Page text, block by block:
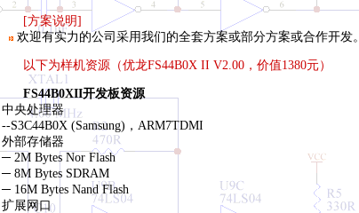
[方案说明]
欢迎有实力的公司采用我们的全套方案或部分方案或合作开发。
以下为样机资源（优龙FS44B0X II V2.00，价值1380元）
FS44B0XII开发板资源
中央处理器
--S3C44B0X (Samsung)，ARM7TDMI
外部存储器
─ 2M Bytes Nor Flash
─ 8M Bytes SDRAM
─ 16M Bytes Nand Flash
扩展网口